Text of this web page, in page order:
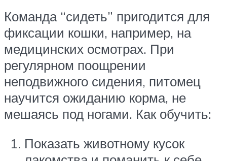
Команда “сидеть” пригодится для
фиксации кошки, например, на
медицинских осмотрах. При
регулярном поощрении
неподвижного сидения, питомец
научится ожиданию корма, не
мешаясь под ногами. Как обучить:
Показать животному кусок